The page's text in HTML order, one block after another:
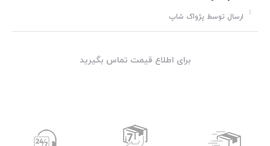
ارسال توسط پژواک شاپ
برای اطلاع قیمت تماس بگیرید